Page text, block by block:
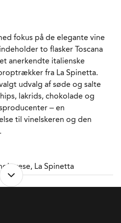
fokus på de elegante vine
to flasker Toscana
anerkendte italienske
fra La Spinetta.
udvalg af søde og salte
lakrids, chokolade og
– en
til vinelskeren og den
La Spinetta
Spinetta
Ebeltoft Gårdbryggeri
pack,, Box the Original